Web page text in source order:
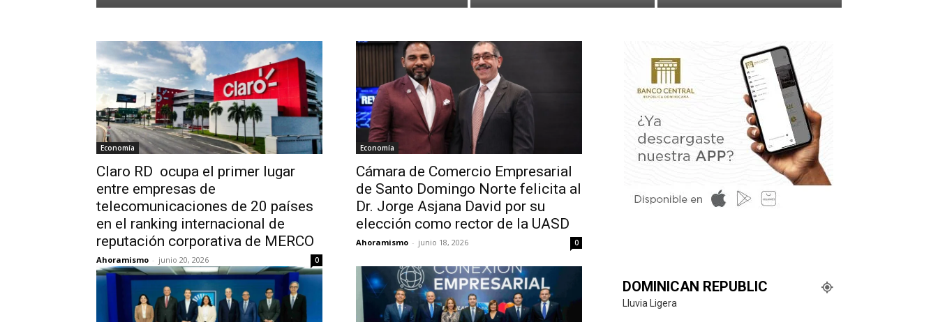
Economía
Claro RD ocupa el primer lugar
entre empresas de
telecomunicaciones de 20 países
en el ranking internacional de
reputación corporativa de MERCO
Ahoramismo - junio 20, 2026 0
Economía
Cámara de Comercio Empresarial
de Santo Domingo Norte felicita al
Dr. Jorge Asjana David por su
elección como rector de la UASD
Ahoramismo - junio 18, 2026 0
DOMINICAN REPUBLIC
Lluvia Ligera